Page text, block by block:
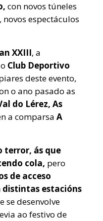
con novos túneles
espectáculos
XXIII, a
Club Deportivo
deste evento,
o ano pasado as
do Lérez, As
a comparsa A
terror, ás que
cola, pero
de acceso
distintas estacións
se desenvolve
ao festivo de